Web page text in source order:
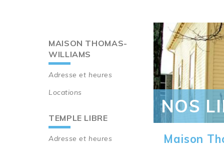
Main
navigation
MAISON THOMAS-
WILLIAMS
Adresse et heures
Locations
TEMPLE LIBRE
Adresse et heures
NOS
Maison